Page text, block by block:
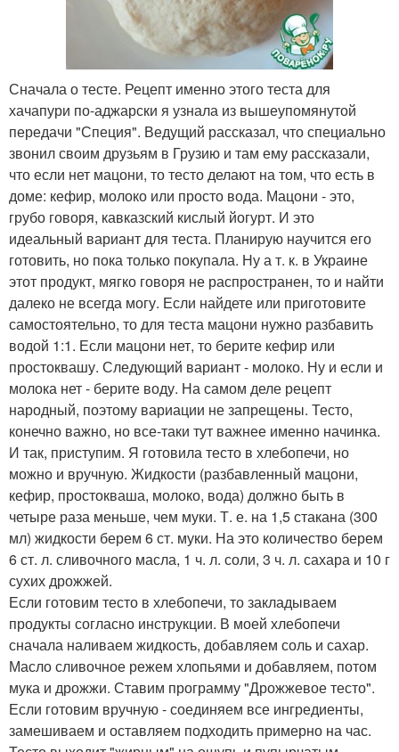
Сначала о тесте. Рецепт именно этого теста для
хачапури по-аджарски я узнала из вышеупомянутой
передачи "Специя". Ведущий рассказал, что специально
звонил своим друзьям в Грузию и там ему рассказали,
что если нет мацони, то тесто делают на том, что есть в
доме: кефир, молоко или просто вода. Мацони - это,
грубо говоря, кавказский кислый йогурт. И это
идеальный вариант для теста. Планирую научится его
готовить, но пока только покупала. Ну а т. к. в Украине
этот продукт, мягко говоря не распространен, то и найти
далеко не всегда могу. Если найдете или приготовите
самостоятельно, то для теста мацони нужно разбавить
водой 1:1. Если мацони нет, то берите кефир или
простоквашу. Следующий вариант - молоко. Ну и если и
молока нет - берите воду. На самом деле рецепт
народный, поэтому вариации не запрещены. Тесто,
конечно важно, но все-таки тут важнее именно начинка.
И так, приступим. Я готовила тесто в хлебопечи, но
можно и вручную. Жидкости (разбавленный мацони,
кефир, простокваша, молоко, вода) должно быть в
четыре раза меньше, чем муки. Т. е. на 1,5 стакана (300
мл) жидкости берем 6 ст. муки. На это количество берем
6 ст. л. сливочного масла, 1 ч. л. соли, 3 ч. л. сахара и 10 г
сухих дрожжей.
Если готовим тесто в хлебопечи, то закладываем
продукты согласно инструкции. В моей хлебопечи
сначала наливаем жидкость, добавляем соль и сахар.
Масло сливочное режем хлопьями и добавляем, потом
мука и дрожжи. Ставим программу "Дрожжевое тесто".
Если готовим вручную - соединяем все ингредиенты,
замешиваем и оставляем подходить примерно на час.